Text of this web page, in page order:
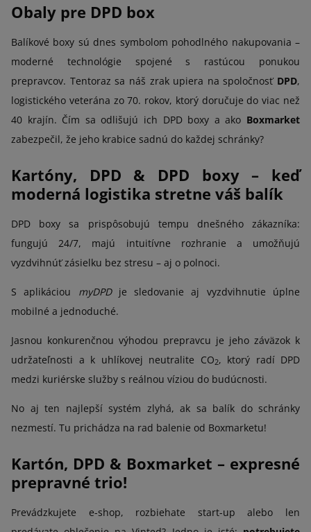
Obaly pre DPD box
Balíkové boxy sú dnes symbolom pohodlného nakupovania –
moderné technológie spojené s rastúcou ponukou
prepravcov. Tentoraz sa náš zrak upiera na spoločnosť DPD,
logistického veterána zo 70. rokov, ktorý doručuje do viac než
40 krajín. Čím sa odlišujú ich DPD boxy a ako Boxmarket
zabezpečil, že jeho krabice sadnú do každej schránky?
Kartóny, DPD & DPD boxy – keď
moderná logistika stretne váš balík
DPD boxy sa prispôsobujú tempu dnešného zákazníka:
fungujú 24/7, majú intuitívne rozhranie a umožňujú
vyzdvihnúť zásielku bez stresu – aj o polnoci.
S aplikáciou myDPDje sledovanie aj vyzdvihnutie úplne
mobilné a jednoduché.
Jasnou konkurenčnou výhodou prepravcu je jeho záväzok k
udržateľnosti a k uhlíkovej neutralite CO2, ktorý radí DPD
medzi kuriérske služby s reálnou víziou do budúcnosti.
No aj ten najlepší systém zlyhá, ak sa balík do schránky
nezmestí. Tu prichádza na rad balenie od Boxmarketu!
Kartón, DPD & Boxmarket – expresné
prepravné trio!
Prevádzkujete e-shop, rozbiehate start-up alebo len